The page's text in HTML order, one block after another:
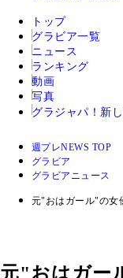
トップ
グラビア一覧
ニュース
ランキング
動画
写真
グラジャパ！ 新
週プレNEWS TOP
グラビア
グラビアニュース
元"おはガール"の女
元"おはガー